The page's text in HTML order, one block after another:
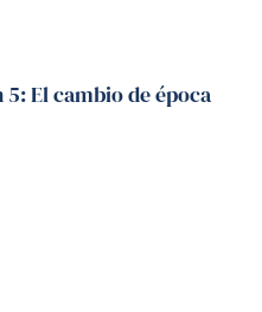
El cambio de época